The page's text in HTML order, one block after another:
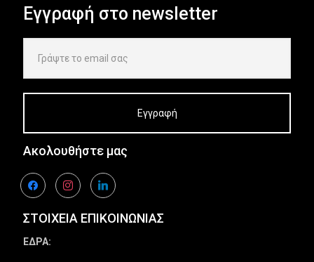
Εγγραφή στο newsletter
Ακολουθήστε μας
facebookinstagramlinkedin
ΣΤΟΙΧΕΙΑ ΕΠΙΚΟΙΝΩΝΙΑΣ
ΕΔΡΑ: